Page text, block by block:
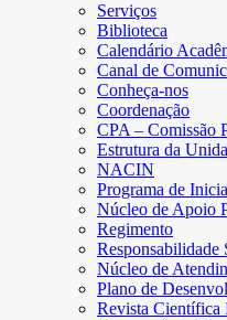
Serviços
Biblioteca
Calendário
Canal de
Conheça-nos
Coordenação
CPA – Comissão
Estrutura da
NACIN
Programa de
Núcleo de Apoio
Regimento
Responsabilidade
Núcleo de
Plano de
Revista Científica